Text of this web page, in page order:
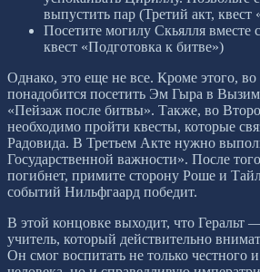
выпустить пар (Третий акт, квест
Посетите могилу Скьялля вместе
квест «Подготовка к битве»)
Однако, это еще не все. Кроме этого,
понадобится посетить Эм Гыра в
«Пейзаж после битвы». Также, во
необходимо пройти квесты, которые
Радовида. В Третьем Акте нужно
Государственной важности». После
погибнет, примите сторону Роше и
событий Нильфгаард победит.
В этой концовке выходит, что Геральт
учитель, который действительно
Он смог воспитать не только честного